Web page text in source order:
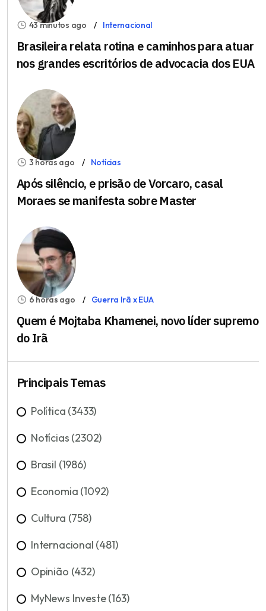
43 minutos ago Internacional
Brasileira relata rotina e caminhos para atuar
nos grandes escritórios de advocacia dos EUA
3 horas ago Notícias
Após silêncio, e prisão de Vorcaro, casal
Moraes se manifesta sobre Master
6 horas ago Guerra Irã x EUA
Quem é Mojtaba Khamenei, novo líder supremo
do Irã
Principais Temas
Política (3433)
Notícias (2302)
Brasil (1986)
Economia (1092)
Cultura (758)
Internacional (481)
Opinião (432)
MyNews Investe (163)